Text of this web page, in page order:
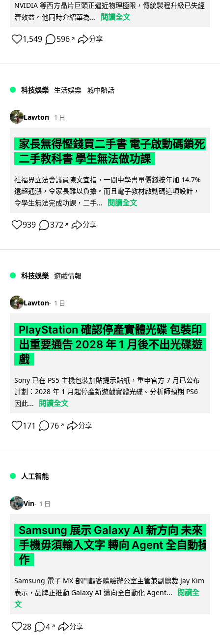
NVIDIA 等西方晶片巨頭正逼近物理極限，傳統製程升級已失經
濟效益。他同時介紹華為...
閱讀全文
1,549 596 ↗ 分享
科技娛樂 生活娛樂 城中熱話
Lawton 1 日
家長無得慳錢買二手書 電子啟動碼鎖死
二手教科書 學生無法做功課
社福界立法會議員陳文宜指，一間中學書單價錢按年加 14.7%
遠超通漲，令家長難以負擔。而且電子教材啟動碼這項設計，
令學生無法完成功課，二手...
閱讀全文
939 372 ↗ 分享
科技娛樂 遊戲情報
Lawton 1 日
PlayStation 確認停產實體光碟 包裝印
出重要通告 2028 年 1 月後不出光碟遊
戲
Sony 已在 PS5 主機包裝加貼提示貼紙，重申官方 7 月已公布
計劃：2028 年 1 月起停產新遊戲實體光碟。分析師預期 PS6
因此...
閱讀全文
171 76 ↗ 分享
人工智能
Vin 1 日
Samsung 展示 Galaxy AI 新方向 未來
手機毋須輸入文字 轉向 Agent 全自動操
作
Samsung 電子 MX 部門顧客體驗辦公室主管兼副總裁 Jay Kim
表示，品牌正推動 Galaxy AI 邁向全自動化 Agent...
閱讀全
文
28 4 ↗ 分享